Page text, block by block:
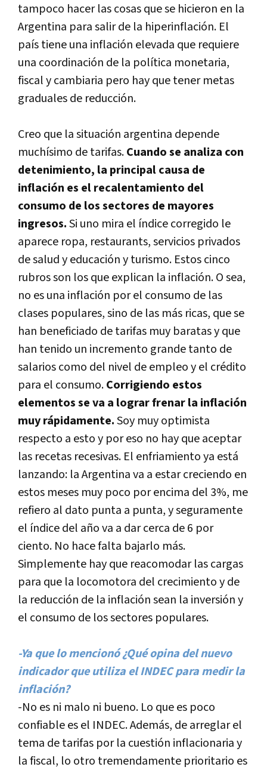
tampoco hacer las cosas que se hicieron en la
Argentina para salir de la hiperinflación. El
paí­s tiene una inflación elevada que requiere
una coordinación de la polí­tica monetaria,
fiscal y cambiaria pero hay que tener metas
graduales de reducción.
Creo que la situación argentina depende
muchí­simo de tarifas.Cuando se analiza con
detenimiento, la principal causa de
inflación es el recalentamiento del
consumo de los sectores de mayores
ingresos.Si uno mira el í­ndice corregido le
aparece ropa, restaurants, servicios privados
de salud y educación y turismo. Estos cinco
rubros son los que explican la inflación. O sea,
no es una inflación por el consumo de las
clases populares, sino de las más ricas, que se
han beneficiado de tarifas muy baratas y que
han tenido un incremento grande tanto de
salarios como del nivel de empleo y el crédito
para el consumo.Corrigiendo estos
elementos se va a lograr frenar la inflación
muy rápidamente.Soy muy optimista
respecto a esto y por eso no hay que aceptar
las recetas recesivas. El enfriamiento ya está
lanzando: la Argentina va a estar creciendo en
estos meses muy poco por encima del 3%, me
refiero al dato punta a punta, y seguramente
el í­ndice del año va a dar cerca de 6 por
ciento. No hace falta bajarlo más.
Simplemente hay que reacomodar las cargas
para que la locomotora del crecimiento y de
la reducción de la inflación sean la inversión y
el consumo de los sectores populares.
-Ya que lo mencionó ¿Qué opina del nuevo
indicador que utiliza el INDEC para medir la
inflación?
-No es ni malo ni bueno. Lo que es poco
confiable es el INDEC. Además, de arreglar el
tema de tarifas por la cuestión inflacionaria y
la fiscal, lo otro tremendamente prioritario es